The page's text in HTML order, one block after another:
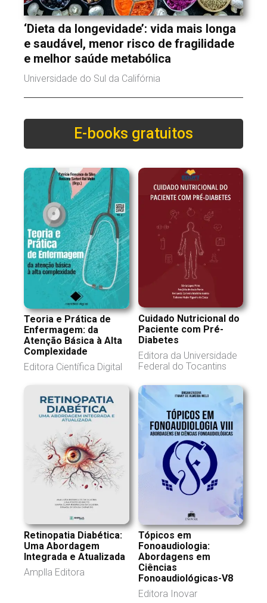
‘Dieta da longevidade’: vida mais longa
e saudável, menor risco de fragilidade
e melhor saúde metabólica
Universidade do Sul da Califórnia
E-books gratuitos
Teoria e Prática de
Enfermagem: da
Atenção Básica à Alta
Complexidade
Editora Científica Digital
Cuidado Nutricional do
Paciente com Pré-
Diabetes
Editora da Universidade
Federal do Tocantins
Retinopatia Diabética:
Uma Abordagem
Integrada e Atualizada
Amplla Editora
Tópicos em
Fonoaudiologia:
Abordagens em
Ciências
Fonoaudiológicas-V8
Editora Inovar